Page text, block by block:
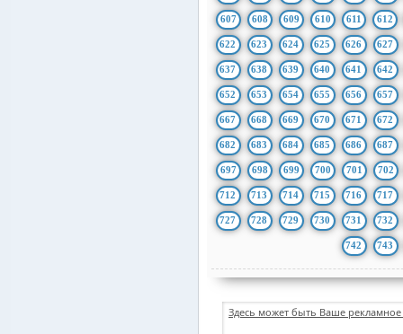
607 608 609 610 611 612
622 623 624 625 626 627
637 638 639 640 641 642
652 653 654 655 656 657
667 668 669 670 671 672
682 683 684 685 686 687
697 698 699 700 701 702
712 713 714 715 716 717
727 728 729 730 731 732
742 743
Здесь может быть Ваше